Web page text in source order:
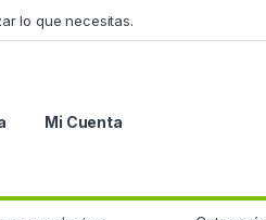
lo que necesitas.
Mi Cuenta